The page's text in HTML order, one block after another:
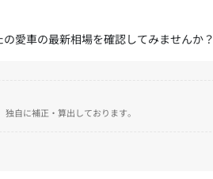
愛車の最新相場を確認してみませんか？
自に補正・算出しております。